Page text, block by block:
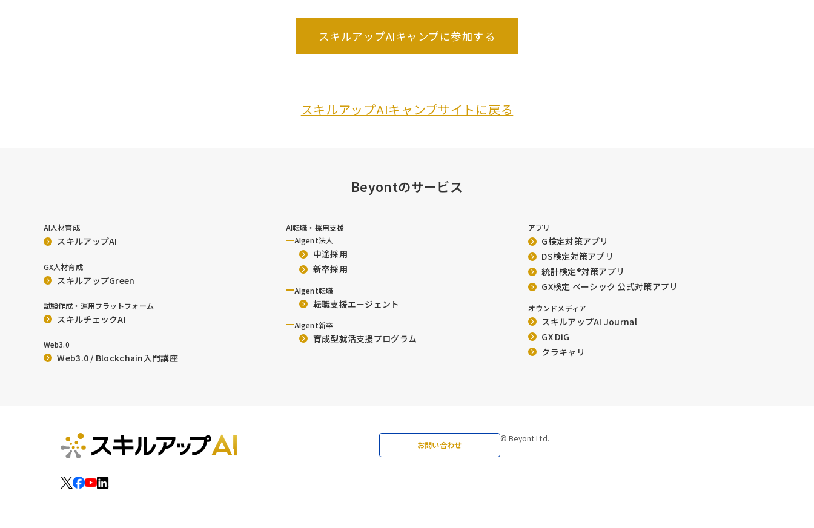
スキルアップAIキャンプに参加する
スキルアップAIキャンプサイトに戻る
Beyontのサービス
AI人材育成
スキルアップAI
GX人材育成
スキルアップGreen
試験作成・運用プラットフォーム
スキルチェックAI
Web3.0
Web3.0 / Blockchain入門講座
AI転職・採用支援
AIgent法人
中途採用
新卒採用
AIgent転職
転職支援エージェント
AIgent新卒
育成型就活支援プログラム
アプリ
G検定対策アプリ
DS検定対策アプリ
統計検定®︎対策アプリ
GX検定 ベーシック 公式対策アプリ
オウンドメディア
スキルアップAI Journal
GX DiG
クラキャリ
お問い合わせ
© Beyont Ltd.